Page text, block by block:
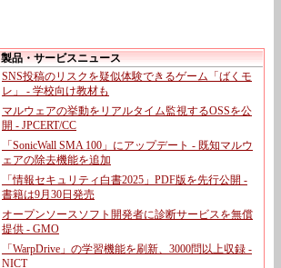
製品・サービスニュース
SNS投稿のリスクを疑似体験できるゲーム「ばくモ
レ」 - 学校向け教材も
マルウェアの挙動をリアルタイム監視するOSSを公
開 - JPCERT/CC
「SonicWall SMA 100」にアップデート - 既知マルウ
ェアの除去機能を追加
「情報セキュリティ白書2025」PDF版を先行公開 -
書籍は9月30日発売
オープンソースソフト開発者に診断サービスを無償
提供 - GMO
「WarpDrive」の学習機能を刷新、3000問以上収録 -
NICT